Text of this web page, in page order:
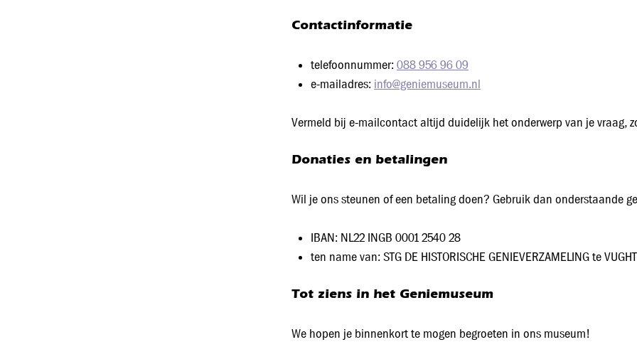
Contactinformatie
telefoonnummer: 088 956 96 09
e-mailadres: info@geniemuseum.nl
Vermeld bij e-mailcontact altijd duidelijk het onderwerp van je vraag,
Donaties en betalingen
Wil je ons steunen of een betaling doen? Gebruik dan onderstaande
IBAN: NL22 INGB 0001 2540 28
ten name van: STG DE HISTORISCHE GENIEVERZAMELING te VUGHT
Tot ziens in het Geniemuseum
We hopen je binnenkort te mogen begroeten in ons museum!